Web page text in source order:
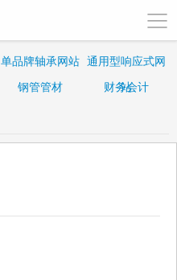
单品牌轴承网站 通用型响应式网
站
钢管管材
财务会计